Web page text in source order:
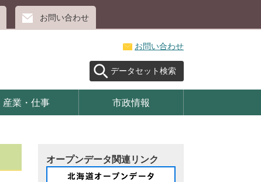
お問い合わせ
お問い合わせ
データセット検索
産業・仕事 市政情報
オープンデータ関連リンク